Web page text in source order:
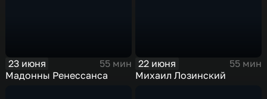
23 июня
55 мин
Мадонны Ренессанса
22 июня
55 мин
Михаил Лозинский